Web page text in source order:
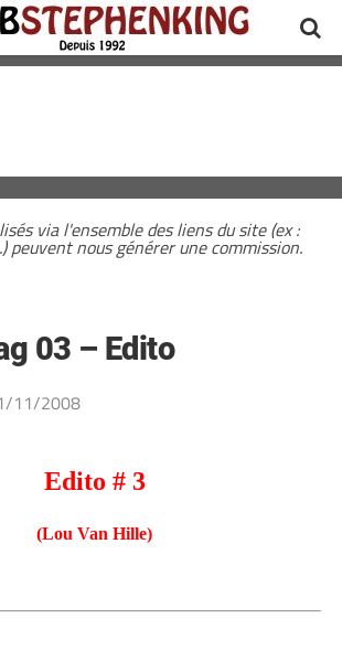
via l'ensemble des liens du site (ex :
peuvent nous générer une commission.
03 – Edito
11/2008
Edito # 3
(Lou Van Hille)